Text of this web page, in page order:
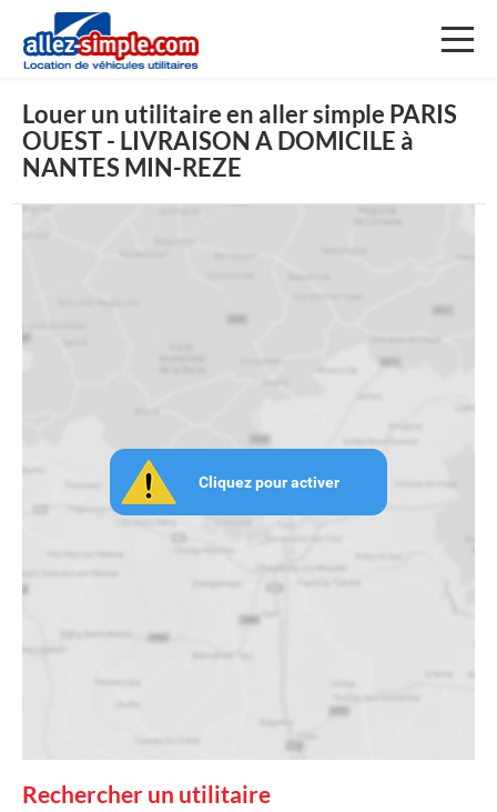
Louer un utilitaire en aller simple PARIS
OUEST - LIVRAISON A DOMICILE à
NANTES MIN-REZE
Cliquez pour activer
Rechercher un utilitaire